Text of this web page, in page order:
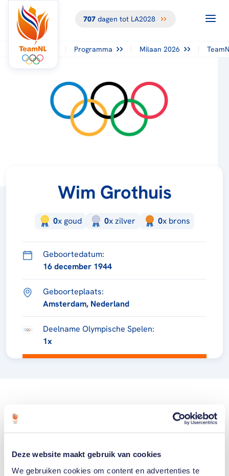
Deze website maakt gebruik van cookies
We gebruiken cookies om content en advertenties te
707dagen tot LA2028
Programma Milaan 2026
Wim Grothuis
0x goud 0xzilver 0x brons
Geboortedatum:
16 december 1944
Geboorteplaats:
Amsterdam, Nederland
Deelname Olympische Spelen:
1x